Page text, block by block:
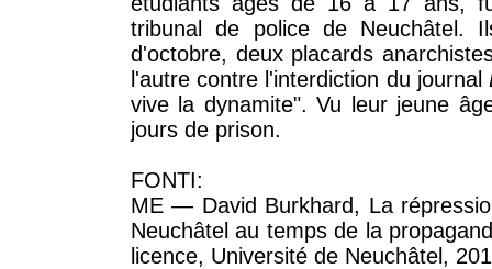
tribunal de police de Neuchâtel.
d'octobre, deux placards
l'autre contre l'interdiction du journal
vive la dynamite". Vu leur jeune
jours de prison.
FONTI:
ME — David Burkhard, La
Neuchâtel au temps de la
licence, Université de Neuchâtel,